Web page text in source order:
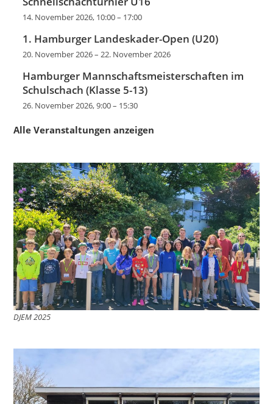
14. November 2026, 10:00– 17:00
1. Hamburger Landeskader-Open (U20)
20. November 2026–22. November 2026
Hamburger Mannschaftsmeisterschaften im
Schulschach (Klasse 5-13)
26. November 2026, 9:00– 15:30
Alle Veranstaltungen anzeigen
DJEM 2025